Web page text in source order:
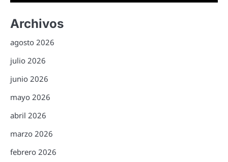
Archivos
agosto 2026
julio 2026
junio 2026
mayo 2026
abril 2026
marzo 2026
febrero 2026